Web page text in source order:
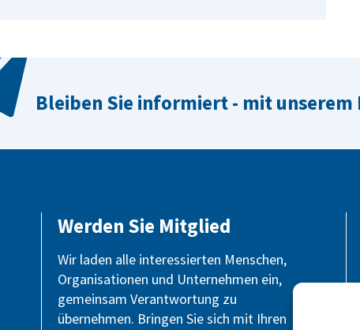
Bleiben Sie informiert - mit
Werden Sie Mitglied
Wir laden alle interessierten Menschen,
Organisationen und Unternehmen ein,
gemeinsam Verantwortung zu
übernehmen. Bringen Sie sich mit Ihren